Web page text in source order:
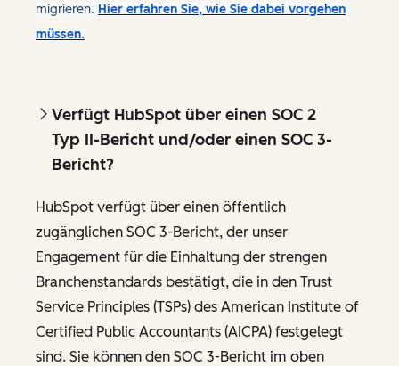
migrieren. Hier erfahren Sie, wie Sie dabei vorgehen
müssen.
Verfügt HubSpot über einen SOC 2
Typ II-Bericht und/oder einen SOC 3-
Bericht?
HubSpot verfügt über einen öffentlich
zugänglichen SOC 3-Bericht, der unser
Engagement für die Einhaltung der strengen
Branchenstandards bestätigt, die in den Trust
Service Principles (TSPs) des American Institute of
Certified Public Accountants (AICPA) festgelegt
sind. Sie können den SOC 3-Bericht im oben